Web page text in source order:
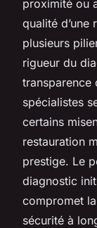
proximité ou
qualité
plusieurs
rigueur du
transparence
spécialistes
certains
restauration
prestige. Le
diagnostic
compromet
sécurité à